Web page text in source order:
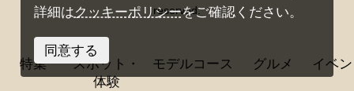
reserved.
特集
スポット・
体験
モデルコース グルメ イベ
詳細はクッキーポリシーをご確認ください。
同意する